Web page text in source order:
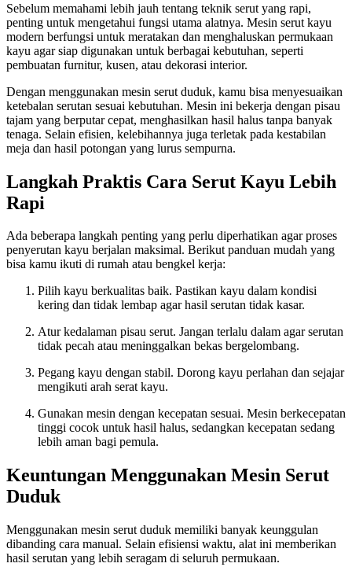
Sebelum memahami lebih jauh tentang teknik serut yang rapi,
penting untuk mengetahui fungsi utama alatnya. Mesin serut kayu
modern berfungsi untuk meratakan dan menghaluskan permukaan
kayu agar siap digunakan untuk berbagai kebutuhan, seperti
pembuatan furnitur, kusen, atau dekorasi interior.
Dengan menggunakan mesin serut duduk, kamu bisa menyesuaikan
ketebalan serutan sesuai kebutuhan. Mesin ini bekerja dengan pisau
tajam yang berputar cepat, menghasilkan hasil halus tanpa banyak
tenaga. Selain efisien, kelebihannya juga terletak pada kestabilan
meja dan hasil potongan yang lurus sempurna.
Langkah Praktis Cara Serut Kayu Lebih
Rapi
Ada beberapa langkah penting yang perlu diperhatikan agar proses
penyerutan kayu berjalan maksimal. Berikut panduan mudah yang
bisa kamu ikuti di rumah atau bengkel kerja:
Pilih kayu berkualitas baik. Pastikan kayu dalam kondisi
kering dan tidak lembap agar hasil serutan tidak kasar.
Atur kedalaman pisau serut. Jangan terlalu dalam agar serutan
tidak pecah atau meninggalkan bekas bergelombang.
Pegang kayu dengan stabil. Dorong kayu perlahan dan sejajar
mengikuti arah serat kayu.
Gunakan mesin dengan kecepatan sesuai. Mesin berkecepatan
tinggi cocok untuk hasil halus, sedangkan kecepatan sedang
lebih aman bagi pemula.
Keuntungan Menggunakan Mesin Serut
Duduk
Menggunakan mesin serut duduk memiliki banyak keunggulan
dibanding cara manual. Selain efisiensi waktu, alat ini memberikan
hasil serutan yang lebih seragam di seluruh permukaan.